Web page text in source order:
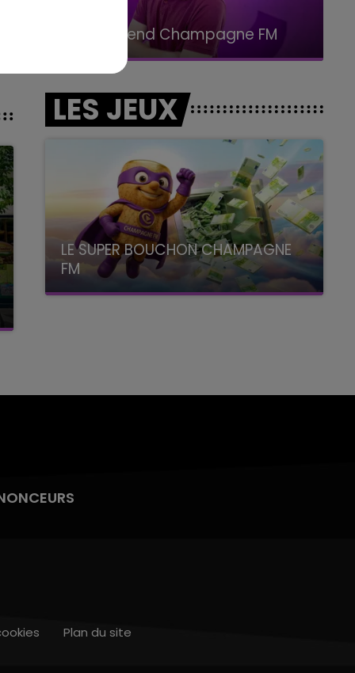
Le week-end Champagne FM
LES JEUX
LE SUPER BOUCHON CHAMPAGNE
FM
avec La Famille Champagne FM, à 8H10
Plan du site